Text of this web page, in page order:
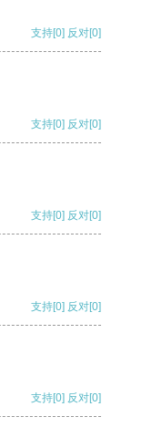
支持[0] 反对[0]
支持[0] 反对[0]
支持[0] 反对[0]
支持[0] 反对[0]
支持[0] 反对[0]